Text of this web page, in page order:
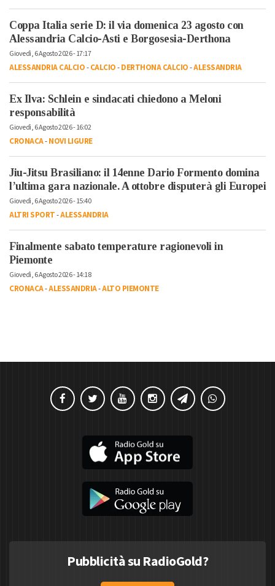
Coppa Italia serie D: il via domenica 23 agosto con
Alessandria Calcio-Asti e Borgosesia-Derthona
Giovedì, 6 Agosto 2026 - 17:17
ALESSANDRIA CALCIO-CALCIO-DERTHONA CALCIO-ALESSANDRIA
Ex Ilva: Schlein e sindacati chiedono a Meloni
responsabilità
Giovedì, 6 Agosto 2026 - 16:02
CRONACA-NOVI LIGURE
Jiu-Jitsu Brasiliano: il 14enne Dario Formento domina
l’ultima gara nazionale. A ottobre disputerà gli Europei
Giovedì, 6 Agosto 2026 - 15:40
ALTRI SPORT-ALESSANDRIA
Finalmente sabato temperature ragionevoli in
Piemonte
Giovedì, 6 Agosto 2026 - 14:18
CRONACA-ALESSANDRIA-ALTO PIEMONTE
Pubblicità su RadioGold?